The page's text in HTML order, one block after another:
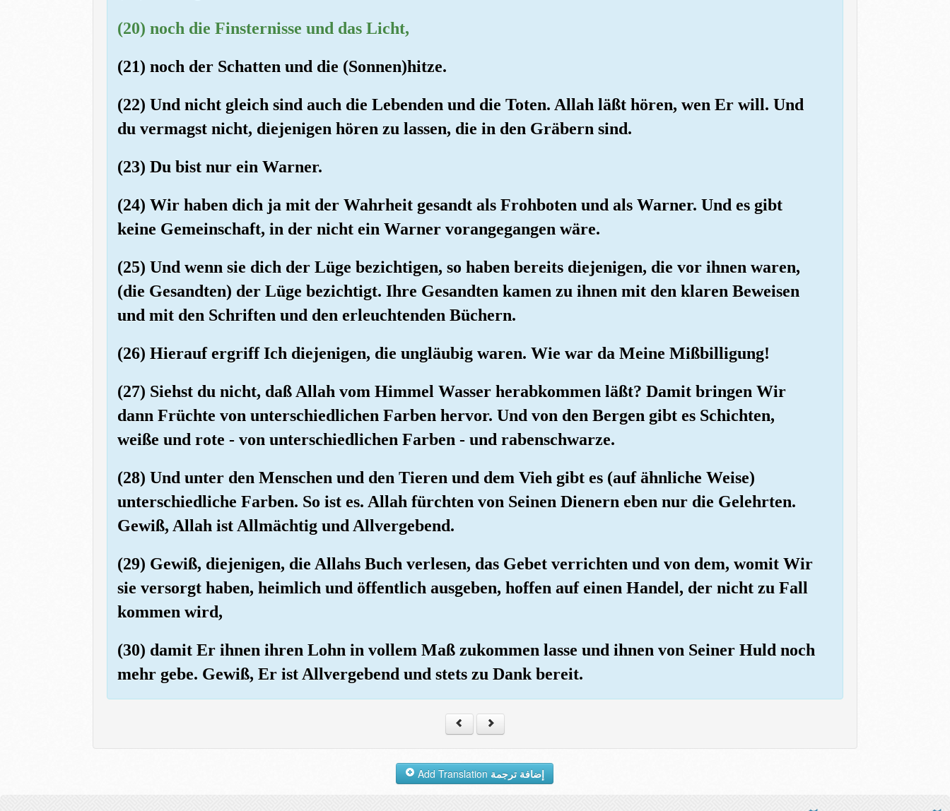
(20) noch die Finsternisse und das Licht,
(21) noch der Schatten und die (Sonnen)hitze.
(22) Und nicht gleich sind auch die Lebenden und die Toten. Allah läßt hören, wen Er will. Und
du vermagst nicht, diejenigen hören zu lassen, die in den Gräbern sind.
(23) Du bist nur ein Warner.
(24) Wir haben dich ja mit der Wahrheit gesandt als Frohboten und als Warner. Und es gibt
keine Gemeinschaft, in der nicht ein Warner vorangegangen wäre.
(25) Und wenn sie dich der Lüge bezichtigen, so haben bereits diejenigen, die vor ihnen waren,
(die Gesandten) der Lüge bezichtigt. Ihre Gesandten kamen zu ihnen mit den klaren Beweisen
und mit den Schriften und den erleuchtenden Büchern.
(26) Hierauf ergriff Ich diejenigen, die ungläubig waren. Wie war da Meine Mißbilligung!
(27) Siehst du nicht, daß Allah vom Himmel Wasser herabkommen läßt? Damit bringen Wir
dann Früchte von unterschiedlichen Farben hervor. Und von den Bergen gibt es Schichten,
weiße und rote - von unterschiedlichen Farben - und rabenschwarze.
(28) Und unter den Menschen und den Tieren und dem Vieh gibt es (auf ähnliche Weise)
unterschiedliche Farben. So ist es. Allah fürchten von Seinen Dienern eben nur die Gelehrten.
Gewiß, Allah ist Allmächtig und Allvergebend.
(29) Gewiß, diejenigen, die Allahs Buch verlesen, das Gebet verrichten und von dem, womit Wir
sie versorgt haben, heimlich und öffentlich ausgeben, hoffen auf einen Handel, der nicht zu Fall
kommen wird,
(30) damit Er ihnen ihren Lohn in vollem Maß zukommen lasse und ihnen von Seiner Huld noch
mehr gebe. Gewiß, Er ist Allvergebend und stets zu Dank bereit.
إضافة ترجمة